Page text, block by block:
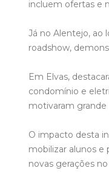
incluem ofertas e
Já no Alentejo, ao
roadshow,
Em Elvas,
condomínio e
motivaram grande
O impacto desta
mobilizar alunos e
novas gerações